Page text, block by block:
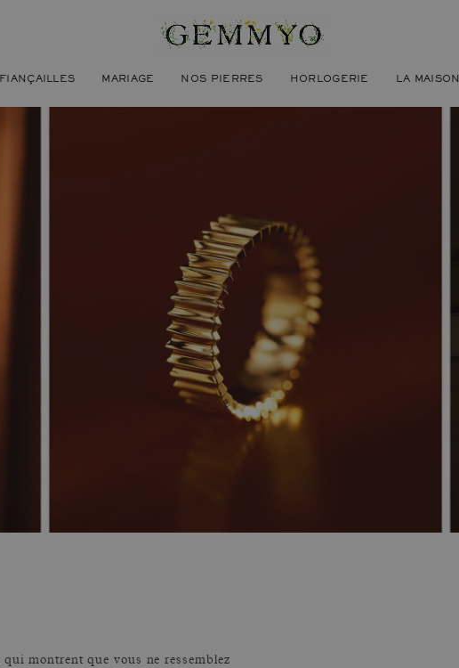
FIANÇAILLES MARIAGE NOS PIERRES HORLOGERIE LA MAISON
montrent que vous ne ressemblez